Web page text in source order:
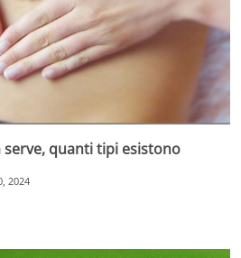
serve, quanti tipi esistono
2024